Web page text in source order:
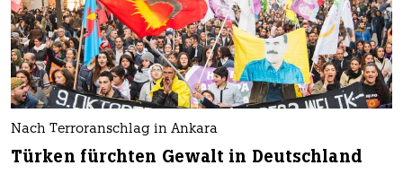
Nach Terroranschlag in Ankara
Türken fürchten Gewalt in Deutschland